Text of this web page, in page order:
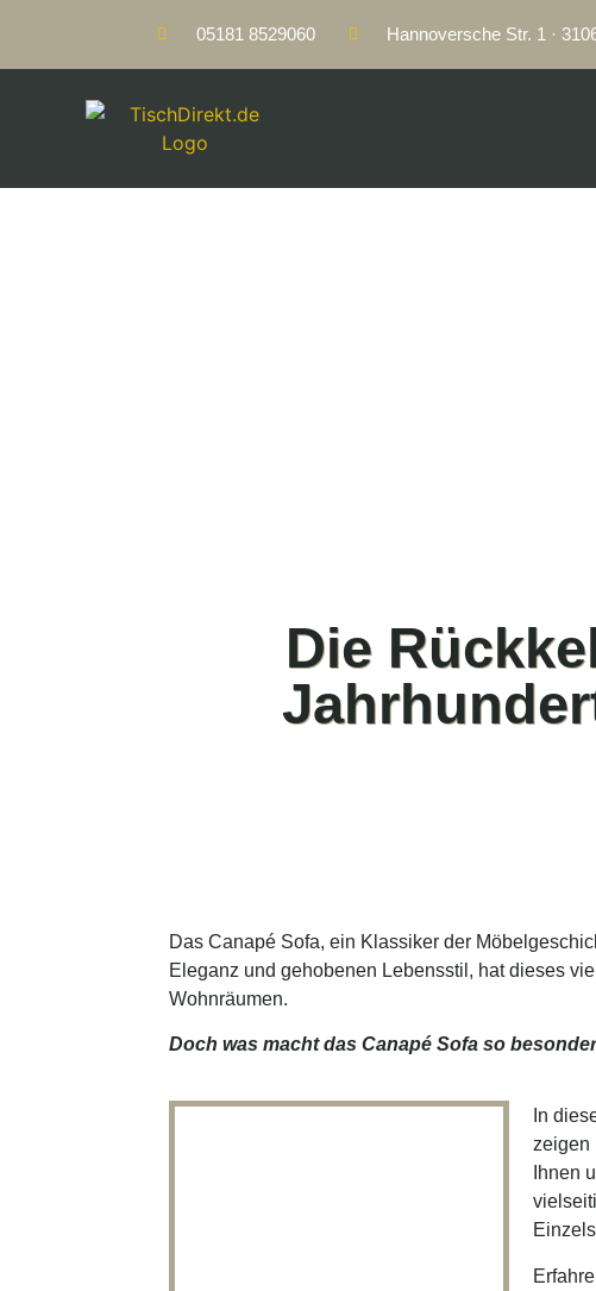
05181 8529060 Hannoversche Str. 1 ·
Die
Das Canapé Sofa, ein Klassiker der
Eleganz und gehobenen Lebensstil, hat dieses
Wohnräumen.
Doch was macht das Canapé Sofa so
In
zeigen
Ihnen